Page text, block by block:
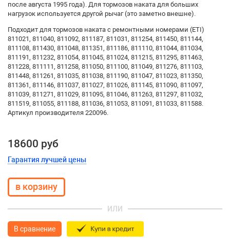
после августа 1995 года). Для тормозов наката для больших
нагрузок используется другой рычаг (это заметно внешне).
Подходит для тормозов наката с ремонтными номерами (ETI)
811021, 811040, 811092, 811187, 811031, 811254, 811450, 811144,
811108, 811430, 811048, 811351, 811186, 811110, 811044, 811034,
811191, 811232, 811054, 811045, 811024, 811215, 811295, 811463,
811228, 811111, 811258, 811050, 811100, 811049, 811276, 811103,
811448, 811261, 811035, 811038, 811190, 811047, 811023, 811350,
811361, 811146, 811037, 811027, 811026, 811145, 811090, 811097,
811039, 811271, 811029, 811095, 811046, 811263, 811297, 811032,
811519, 811055, 811188, 811036, 811053, 811091, 811033, 811588.
Артикул производителя 220096.
18600 руб
Гарантия лучшей цены
ИЛИ
В сравнение